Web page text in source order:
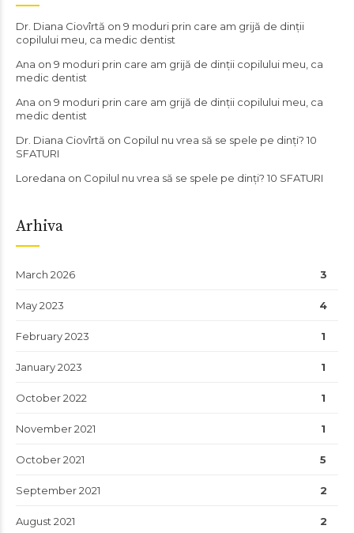
Dr. Diana Ciovîrtă on 9 moduri prin care am grijă de dinții
copilului meu, ca medic dentist
Ana on 9 moduri prin care am grijă de dinții copilului meu, ca
medic dentist
Ana on 9 moduri prin care am grijă de dinții copilului meu, ca
medic dentist
Dr. Diana Ciovîrtă on Copilul nu vrea să se spele pe dinți? 10
SFATURI
Loredana on Copilul nu vrea să se spele pe dinți? 10 SFATURI
Arhiva
March 2026 3
May 2023 4
February 2023 1
January 2023 1
October 2022 1
November 2021 1
October 2021 5
September 2021 2
August 2021 2